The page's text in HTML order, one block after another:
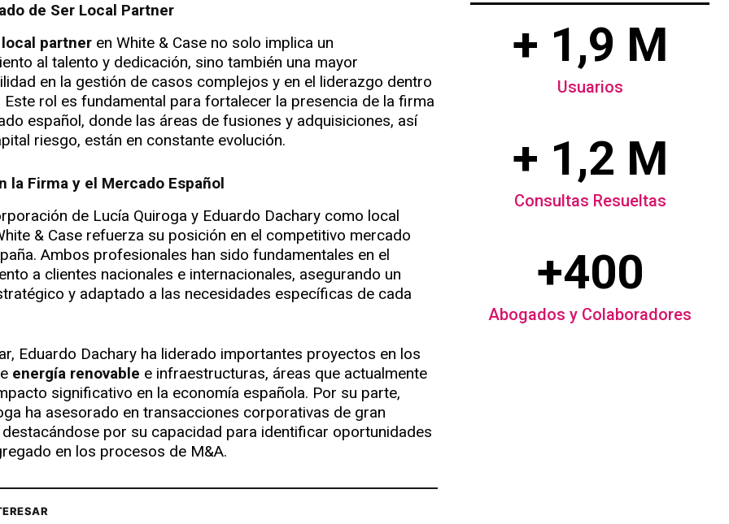
de Ser Local Partner
local partner en White & Case no solo implica un
al talento y dedicación, sino también una mayor
en la gestión de casos complejos y en el liderazgo dentro
Este rol es fundamental para fortalecer la presencia de la firma
español, donde las áreas de fusiones y adquisiciones, así
riesgo, están en constante evolución.
la Firma y el Mercado Español
de Lucía Quiroga y Eduardo Dachary como local
& Case refuerza su posición en el competitivo mercado
Ambos profesionales han sido fundamentales en el
a clientes nacionales e internacionales, asegurando un
y adaptado a las necesidades específicas de cada
Eduardo Dachary ha liderado importantes proyectos en los
energía renovable e infraestructuras, áreas que actualmente
significativo en la economía española. Por su parte,
ha asesorado en transacciones corporativas de gran
destacándose por su capacidad para identificar oportunidades
en los procesos de M&A.
+ 1,9 M
Usuarios
+ 1,2 M
Consultas Resueltas
+400
Abogados y Colaboradores